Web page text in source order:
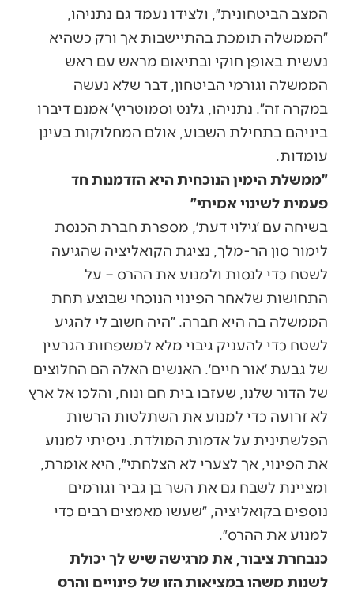
המצב הביטחונית״, ולצידו נעמד גם נתניהו,
״הממשלה תומכת בהתיישבות אך ורק כשהיא
נעשית באופן חוקי ובתיאום מראש עם ראש
הממשלה וגורמי הביטחון, דבר שלא נעשה
במקרה זה״. נתניהו, גלנט וסמוטריץ׳ אמנם דיברו
ביניהם בתחילת השבוע, אולם המחלוקות בעינן
עומדות.
״ממשלת הימין הנוכחית היא הזדמנות חד
פעמית לשינוי אמיתי״
בשיחה עם ׳גילוי דעת׳, מספרת חברת הכנסת
לימור סון הר-מלך, נציגת הקואליציה שהגיעה
לשטח כדי לנסות ולמנוע את ההרס – על
התחושות שלאחר הפינוי הנוכחי שבוצע תחת
הממשלה בה היא חברה. ״היה חשוב לי להגיע
לשטח כדי להעניק גיבוי מלא למשפחות הגרעין
של גבעת ׳אור חיים׳. האנשים האלה הם החלוצים
של הדור שלנו, שעזבו בית חם ונוח, והלכו אל ארץ
לא זרועה כדי למנוע את השתלטות הרשות
הפלשתינית על אדמות המולדת. ניסיתי למנוע
את הפינוי, אך לצערי לא הצלחתי״, היא אומרת,
ומציינת לשבח גם את השר בן גביר וגורמים
נוספים בקואליציה, ״שעשו מאמצים רבים כדי
למנוע את ההרס״.
כנבחרת ציבור, את מרגישה שיש לך יכולת
לשנות משהו במציאות הזו של פינויים והרס